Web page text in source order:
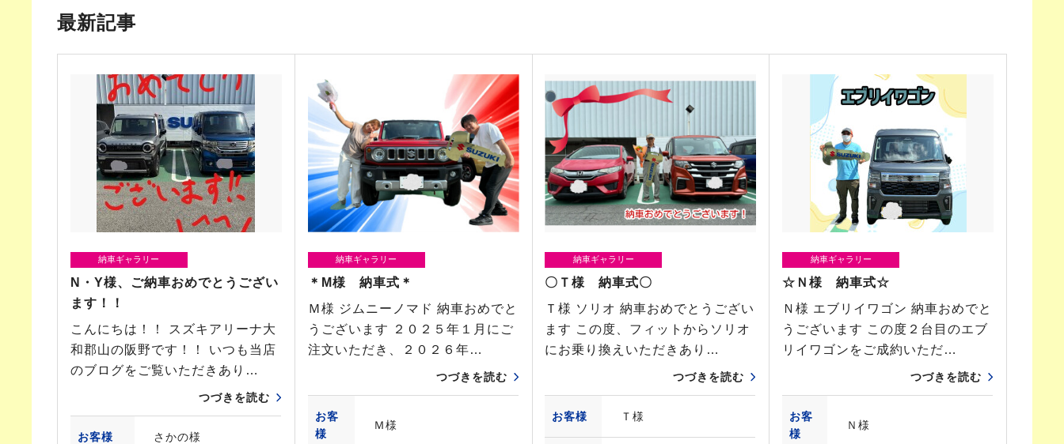
最新記事
納車ギャラリー
N・Y様、ご納車おめでとうござい
ます！！
こんにちは！！ スズキアリーナ大
和郡山の阪野です！！ いつも当店
のブログをご覧いただきあり…
つづきを読む
お客様 さかの様
納車ギャラリー
＊M様 納車式＊
Ｍ様 ジムニーノマド 納車おめでと
うございます ２０２５年１月にご
注文いただき、２０２６年…
つづきを読む
お客
様
Ｍ様
納車ギャラリー
〇Ｔ様 納車式〇
Ｔ様 ソリオ 納車おめでとうござい
ます この度、フィットからソリオ
にお乗り換えいただきあり…
つづきを読む
お客様 Ｔ様
納車ギャラリー
☆Ｎ様 納車式☆
Ｎ様 エブリイワゴン 納車おめでと
うございます この度２台目のエブ
リイワゴンをご成約いただ…
つづきを読む
お客
様
Ｎ様